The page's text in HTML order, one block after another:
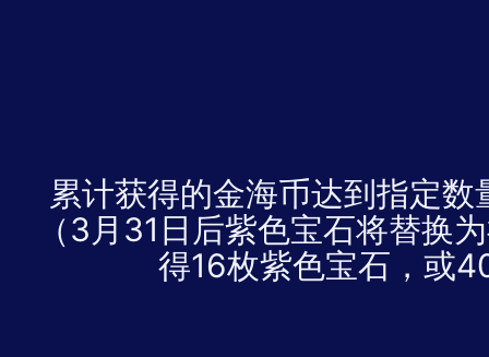
累计获得的金海币达到指定
（3月31日后紫色宝石将替换
得16枚紫色宝石，或